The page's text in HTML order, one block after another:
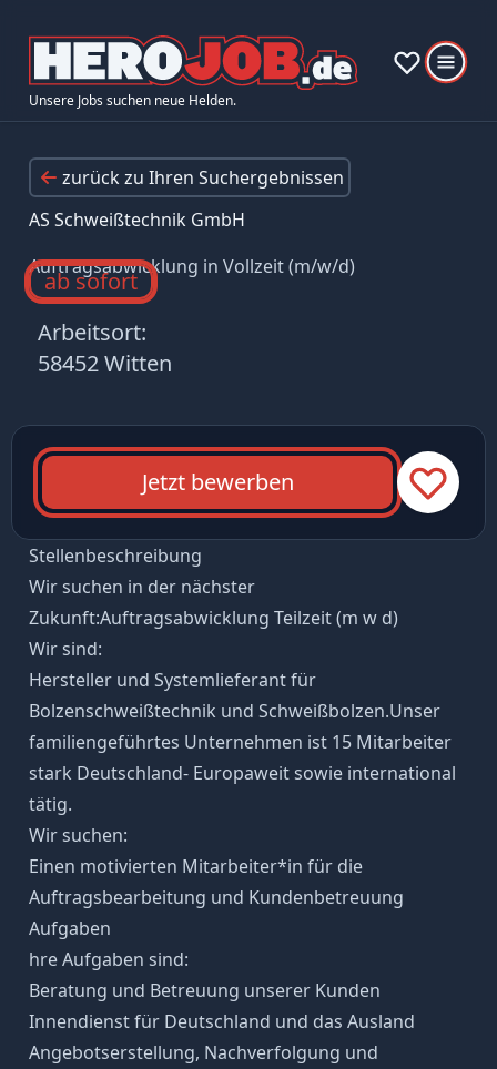
Unsere Jobs suchen neue Helden.
zurück zu Ihren Suchergebnissen
AS Schweißtechnik GmbH
Auftragsabwicklung in Vollzeit (m/w/d)
ab sofort
Arbeitsort:
58452 Witten
Jetzt bewerben
Stellenbeschreibung
Wir suchen in der nächster
Zukunft:Auftragsabwicklung Teilzeit (m w d)
Wir sind:
Hersteller und Systemlieferant für
Bolzenschweißtechnik und Schweißbolzen.Unser
familiengeführtes Unternehmen ist 15 Mitarbeiter
stark Deutschland- Europaweit sowie international
tätig.
Wir suchen:
Einen motivierten Mitarbeiter*in für die
Auftragsbearbeitung und Kundenbetreuung
Aufgaben
hre Aufgaben sind:
Beratung und Betreuung unserer Kunden
Innendienst für Deutschland und das Ausland
Angebotserstellung, Nachverfolgung und